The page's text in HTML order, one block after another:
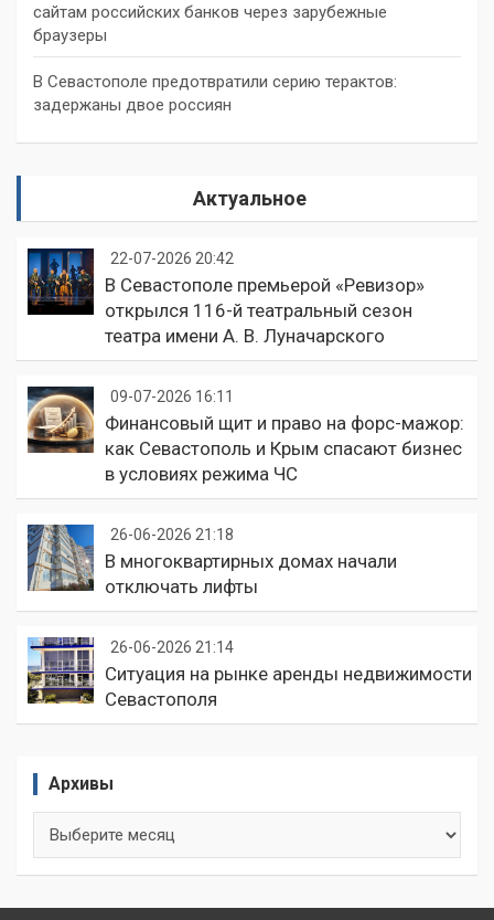
сайтам российских банков через зарубежные
браузеры
В Севастополе предотвратили серию терактов:
задержаны двое россиян
Актуальное
22-07-2026 20:42
В Севастополе премьерой «Ревизор»
открылся 116-й театральный сезон
театра имени А. В. Луначарского
09-07-2026 16:11
Финансовый щит и право на форс-мажор:
как Севастополь и Крым спасают бизнес
в условиях режима ЧС
26-06-2026 21:18
В многоквартирных домах начали
отключать лифты
26-06-2026 21:14
Ситуация на рынке аренды недвижимости
Севастополя
Архивы